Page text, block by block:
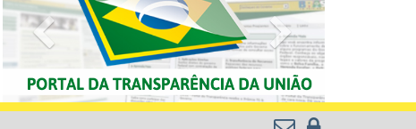
Previous Next